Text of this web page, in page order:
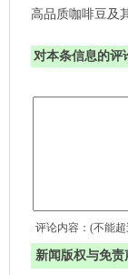
高品质咖啡豆及
对本条信息的评
评论内容：(不能
新闻版权与免责